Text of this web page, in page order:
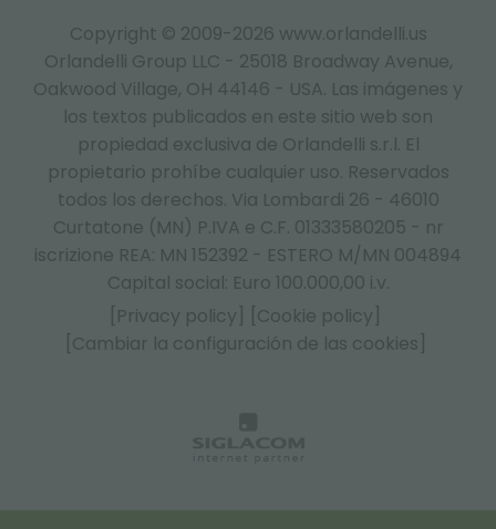
Copyright © 2009-2026 www.orlandelli.us
Orlandelli Group LLC - 25018 Broadway Avenue,
Oakwood Village, OH 44146 - USA. Las imágenes y
los textos publicados en este sitio web son
propiedad exclusiva de Orlandelli s.r.l. El
propietario prohíbe cualquier uso. Reservados
todos los derechos. Via Lombardi 26 - 46010
Curtatone (MN) P.IVA e C.F. 01333580205 - nr
iscrizione REA: MN 152392 - ESTERO M/MN 004894
Capital social: Euro 100.000,00 i.v.
[Privacy policy]
[Cookie policy]
[Cambiar la configuración de las cookies]